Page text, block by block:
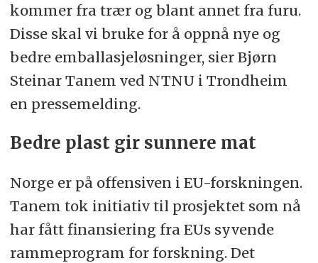
kommer fra trær og blant annet fra furu.
Disse skal vi bruke for å oppnå nye og
bedre emballasjeløsninger, sier Bjørn
Steinar Tanem ved NTNU i Trondheim
en pressemelding.
Bedre plast gir sunnere mat
Norge er på offensiven i EU-forskningen.
Tanem tok initiativ til prosjektet som nå
har fått finansiering fra EUs syvende
rammeprogram for forskning. Det